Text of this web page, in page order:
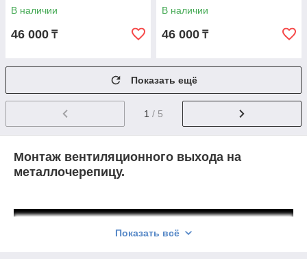
В наличии
46 000 ₸
В наличии
46 000 ₸
Показать ещё
1 / 5
Монтаж вентиляционного выхода на
металлочерепицу.
Показать всё